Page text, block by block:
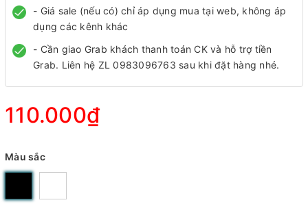
- Giá sale (nếu có) chỉ áp dụng mua tại web, không áp
dụng các kênh khác
- Cần giao Grab khách thanh toán CK và hỗ trợ tiền
Grab. Liên hệ ZL 0983096763 sau khi đặt hàng nhé.
110.000₫
Màu sắc